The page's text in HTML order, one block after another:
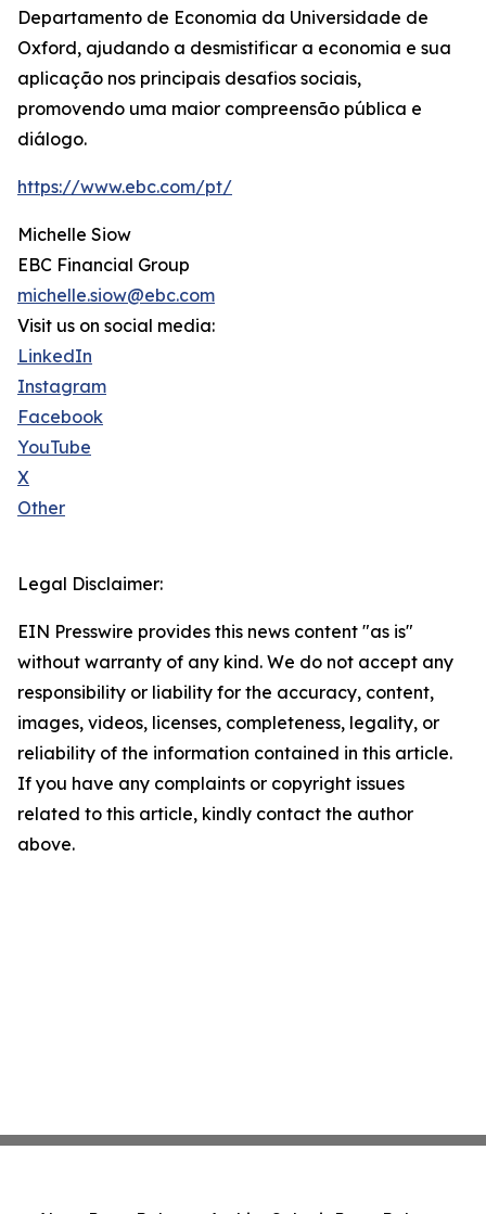
Departamento de Economia da Universidade de
Oxford, ajudando a desmistificar a economia e sua
aplicação nos principais desafios sociais,
promovendo uma maior compreensão pública e
diálogo.
https://www.ebc.com/pt/
Michelle Siow
EBC Financial Group
michelle.siow@ebc.com
Visit us on social media:
LinkedIn
Instagram
Facebook
YouTube
X
Other
Legal Disclaimer:
EIN Presswire provides this news content "as is"
without warranty of any kind. We do not accept any
responsibility or liability for the accuracy, content,
images, videos, licenses, completeness, legality, or
reliability of the information contained in this article.
If you have any complaints or copyright issues
related to this article, kindly contact the author
above.